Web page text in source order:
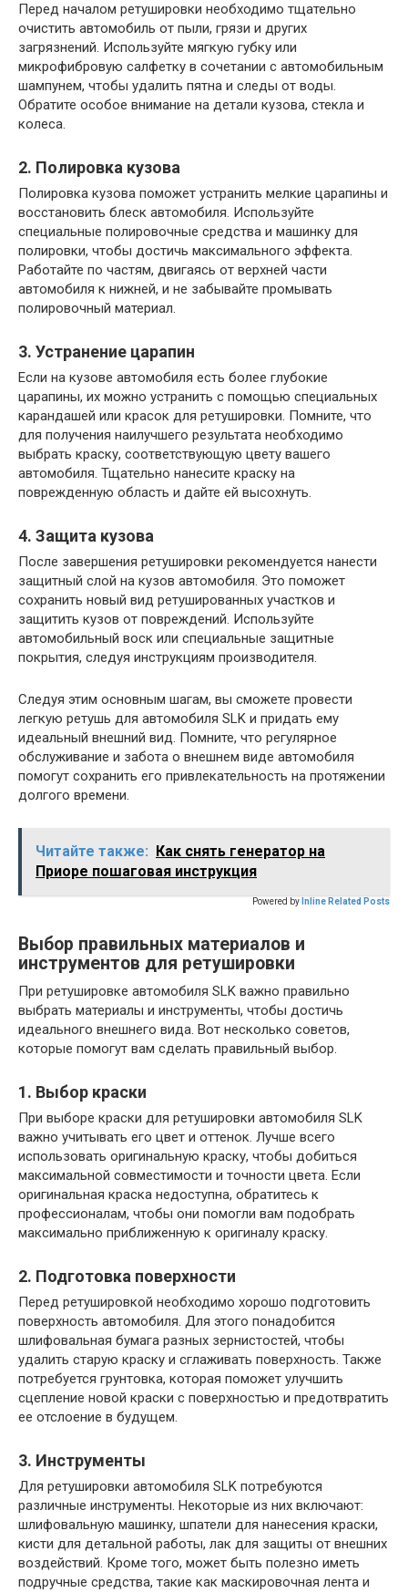
Перед началом ретушировки необходимо тщательно
очистить автомобиль от пыли, грязи и других
загрязнений. Используйте мягкую губку или
микрофибровую салфетку в сочетании с автомобильным
шампунем, чтобы удалить пятна и следы от воды.
Обратите особое внимание на детали кузова, стекла и
колеса.
2. Полировка кузова
Полировка кузова поможет устранить мелкие царапины и
восстановить блеск автомобиля. Используйте
специальные полировочные средства и машинку для
полировки, чтобы достичь максимального эффекта.
Работайте по частям, двигаясь от верхней части
автомобиля к нижней, и не забывайте промывать
полировочный материал.
3. Устранение царапин
Если на кузове автомобиля есть более глубокие
царапины, их можно устранить с помощью специальных
карандашей или красок для ретушировки. Помните, что
для получения наилучшего результата необходимо
выбрать краску, соответствующую цвету вашего
автомобиля. Тщательно нанесите краску на
поврежденную область и дайте ей высохнуть.
4. Защита кузова
После завершения ретушировки рекомендуется нанести
защитный слой на кузов автомобиля. Это поможет
сохранить новый вид ретушированных участков и
защитить кузов от повреждений. Используйте
автомобильный воск или специальные защитные
покрытия, следуя инструкциям производителя.
Следуя этим основным шагам, вы сможете провести
легкую ретушь для автомобиля SLK и придать ему
идеальный внешний вид. Помните, что регулярное
обслуживание и забота о внешнем виде автомобиля
помогут сохранить его привлекательность на протяжении
долгого времени.
Читайте также: Как снять генератор на
Приоре пошаговая инструкция
Powered by Inline Related Posts
Выбор правильных материалов и
инструментов для ретушировки
При ретушировке автомобиля SLK важно правильно
выбрать материалы и инструменты, чтобы достичь
идеального внешнего вида. Вот несколько советов,
которые помогут вам сделать правильный выбор.
1. Выбор краски
При выборе краски для ретушировки автомобиля SLK
важно учитывать его цвет и оттенок. Лучше всего
использовать оригинальную краску, чтобы добиться
максимальной совместимости и точности цвета. Если
оригинальная краска недоступна, обратитесь к
профессионалам, чтобы они помогли вам подобрать
максимально приближенную к оригиналу краску.
2. Подготовка поверхности
Перед ретушировкой необходимо хорошо подготовить
поверхность автомобиля. Для этого понадобится
шлифовальная бумага разных зернистостей, чтобы
удалить старую краску и сглаживать поверхность. Также
потребуется грунтовка, которая поможет улучшить
сцепление новой краски с поверхностью и предотвратить
ее отслоение в будущем.
3. Инструменты
Для ретушировки автомобиля SLK потребуются
различные инструменты. Некоторые из них включают:
шлифовальную машинку, шпатели для нанесения краски,
кисти для детальной работы, лак для защиты от внешних
воздействий. Кроме того, может быть полезно иметь
подручные средства, такие как маскировочная лента и